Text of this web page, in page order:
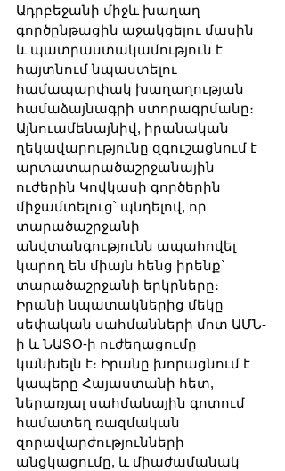
Ադրբեջանի միջև խաղաղ
գործընթացին աջակցելու մասին
և պատրաստակամություն է
հայտնում նպաստելու
համապարփակ խաղաղության
համաձայնագրի ստորագրմանը։
Այնուամենայնիվ, իրանական
ղեկավարությունը զգուշացնում է
արտատարածաշրջանային
ուժերին Կովկասի գործերին
միջամտելուց՝ պնդելով, որ
տարածաշրջանի
անվտանգությունն ապահովել
կարող են միայն հենց իրենք՝
տարածաշրջանի երկրները։
Իրանի նպատակներից մեկը
սեփական սահմանների մոտ ԱՄՆ-
ի և ՆԱՏՕ-ի ուժեղացումը
կանխելն է։ Իրանը խորացնում է
կապերը Հայաստանի հետ,
ներառյալ սահմանային գոտում
համատեղ ռազմական
զորավարժությունների
անցկացումը, և միաժամանակ